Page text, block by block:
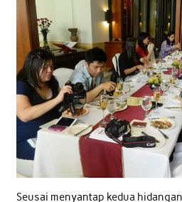
Seusai menyantap kedua